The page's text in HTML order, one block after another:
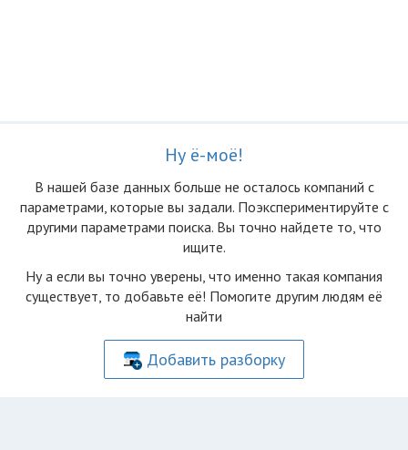
Ну ё-моё!
В нашей базе данных больше не осталоcь компаний с
параметрами, которые вы задали. Поэкспериментируйте с
другими параметрами поиска. Вы точно найдете то, что
ищите.
Ну а если вы точно уверены, что именно такая компания
существует, то добавьте её! Помогите другим людям её
найти
Добавить разборку